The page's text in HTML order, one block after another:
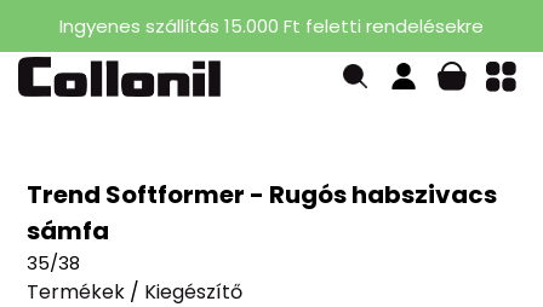
Ingyenes szállítás 15.000 Ft feletti rendelésekre
Trend Softformer - Rugós habszivacs
sámfa
35/38
Termékek / Kiegészítő